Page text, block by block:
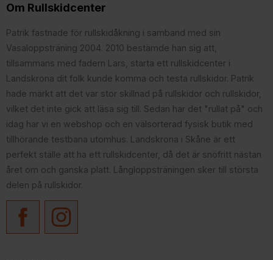
Om Rullskidcenter
Patrik fastnade för rullskidåkning i samband med sin
Vasaloppsträning 2004. 2010 bestämde han sig att,
tillsammans med fadern Lars, starta ett rullskidcenter i
Landskrona dit folk kunde komma och testa rullskidor. Patrik
hade märkt att det var stor skillnad på rullskidor och rullskidor,
vilket det inte gick att läsa sig till. Sedan har det "rullat på" och
idag har vi en webshop och en välsorterad fysisk butik med
tillhörande testbana utomhus. Landskrona i Skåne är ett
perfekt ställe att ha ett rullskidcenter, då det är snöfritt nästan
året om och ganska platt. Långloppsträningen sker till största
delen på rullskidor.